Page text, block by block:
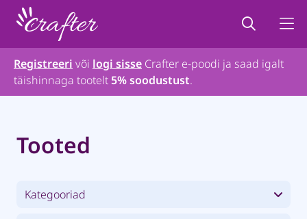
Registreeri või logi sisse Crafter e-poodi ja saad igalt
täishinnaga tootelt5% soodustust.
Tooted
Kategooriad